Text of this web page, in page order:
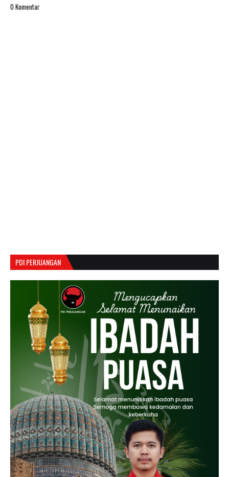
0 Komentar
PDI PERJUANGAN